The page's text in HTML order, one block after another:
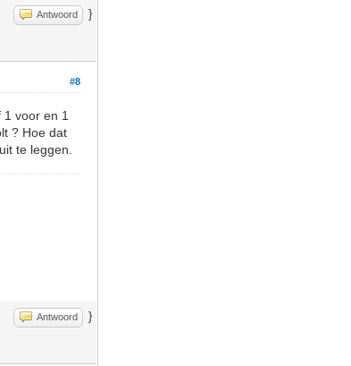
Antwoord }
#8
voor en 1
? Hoe dat
te leggen.
Antwoord }